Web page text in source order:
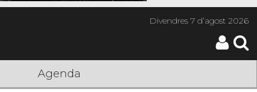
Divendres7 d’agost 2026
Agenda